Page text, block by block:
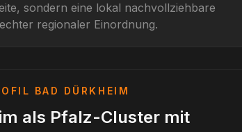
sondern eine lokal nachvollziehbare
regionaler Einordnung.
BAD DÜRKHEIM
als Pfalz-Cluster mit